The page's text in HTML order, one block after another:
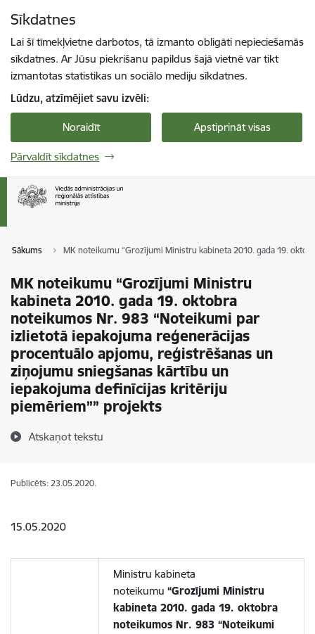
Sīkdatnes
Lai šī tīmekļvietne darbotos, tā izmanto obligāti nepieciešamās
sīkdatnes. Ar Jūsu piekrišanu papildus šajā vietnē var tikt
izmantotas statistikas un sociālo mediju sīkdatnes.
Lūdzu, atzīmējiet savu izvēli:
Noraidīt Apstiprināt visas
Pārvaldīt sīkdatnes
Sākums MK noteikumu “Grozījumi Ministru kabineta 2010. gada 19.
MK noteikumu “Grozījumi Ministru
kabineta 2010. gada 19. oktobra
noteikumos Nr. 983 “Noteikumi par
izlietotā iepakojuma reģenerācijas
procentuālo apjomu, reģistrēšanas un
ziņojumu sniegšanas kārtību un
iepakojuma definīcijas kritēriju
piemēriem”” projekts
Atskaņot tekstu
Publicēts: 23.05.2020.
15.05.2020
Ministru kabineta
noteikumu “Grozījumi Ministru
kabineta 2010. gada 19. oktobra
noteikumos Nr. 983 “Noteikumi